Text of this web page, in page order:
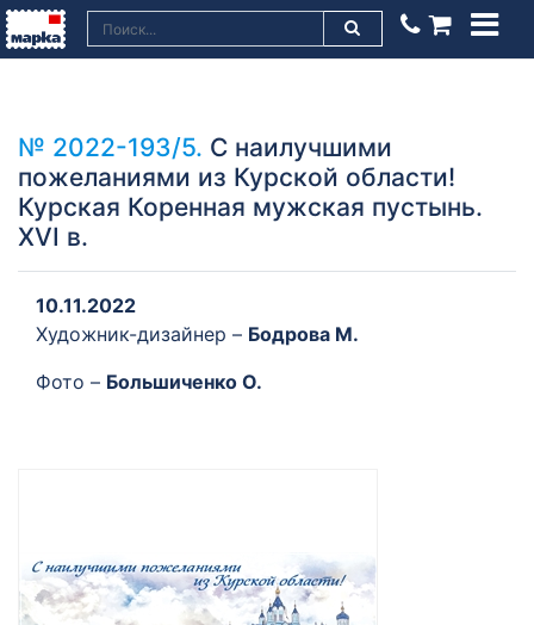
№ 2022-193/5. С наилучшими
пожеланиями из Курской области!
Курская Коренная мужская пустынь.
XVI в.
10.11.2022
Художник-дизайнер – Бодрова М.
Фото – Большиченко О.